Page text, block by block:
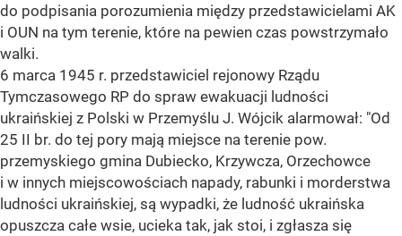
do podpisania porozumienia między przedstawicielami AK
i OUN na tym terenie, które na pewien czas powstrzymało
walki.
6 marca 1945 r. przedstawiciel rejonowy Rządu
Tymczasowego RP do spraw ewakuacji ludności
ukraińskiej z Polski w Przemyślu J. Wójcik alarmował: "Od
25 II br. do tej pory mają miejsce na terenie pow.
przemyskiego gmina Dubiecko, Krzywcza, Orzechowce
i w innych miejscowościach napady, rabunki i morderstwa
ludności ukraińskiej, są wypadki, że ludność ukraińska
opuszcza całe wsie, ucieka tak, jak stoi, i zgłasza się